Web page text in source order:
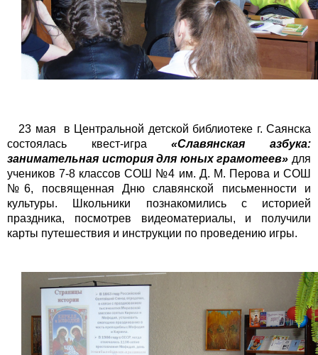
23 мая в Центральной детской библиотеке г. Саянска
состоялась квест-игра«Славянская азбука:
занимательная история для юных грамотеев» для
учеников 7-8 классов СОШ №4 им. Д. М. Перова и СОШ
№6, посвященная Дню славянской письменности и
культуры. Школьники познакомились с историей
праздника, посмотрев видеоматериалы, и получили
карты путешествия и инструкции по проведению игры.